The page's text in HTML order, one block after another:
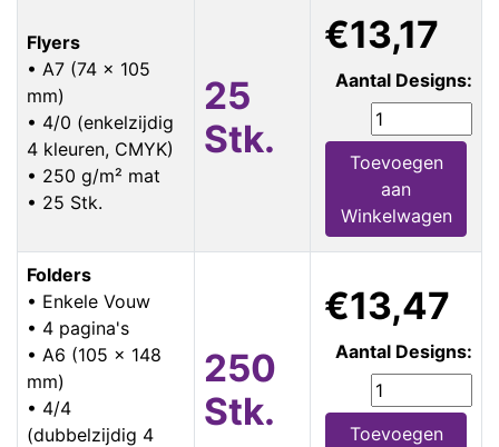
Flyers
• A7 (74 x 105
mm)
• 4/0 (enkelzijdig
4 kleuren, CMYK)
• 250 g/m² mat
• 25 Stk.
25
Stk.
€13,17
Aantal Designs:
Toevoegen
aan
Winkelwagen
Folders
• Enkele Vouw
• 4 pagina's
• A6 (105 x 148
mm)
• 4/4
(dubbelzijdig 4
250
Stk.
€13,47
Aantal Designs:
Toevoegen